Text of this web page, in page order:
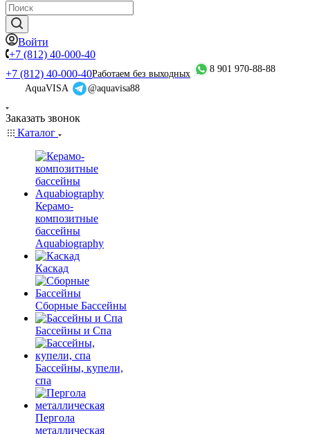
Войти
+7 (812) 40-000-40
+7 (812) 40-000-40Работаем без выходных
8 901 970-88-88
AquaVISA
@aquavisa88
Заказать звонок
Каталог
Керамо-
композитные
бассейны
Aquabiography
Каскад
Сборные Бассейны
Бассейны и Спа
Бассейны, купели,
спа
Пергола
металлическая